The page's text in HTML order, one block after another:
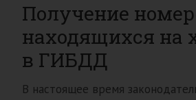
Получение
находящихся на
в ГИБДД
В настоящее время